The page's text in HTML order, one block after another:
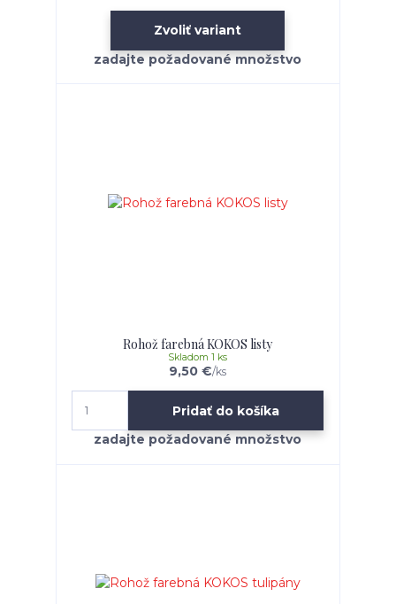
Zvoliť variant
Rohož farebná KOKOS listy
9,50 €/ks
Skladom 1 ks
Pridať do košíka